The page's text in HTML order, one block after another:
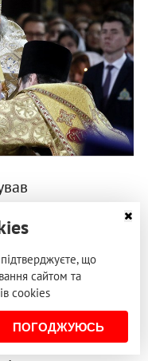
утилітарні мети.
російського
бачив, що
робити в
на дві-три
єпископів, а
що
сайтом та
cookies
ПОГОДЖУЮСЬ